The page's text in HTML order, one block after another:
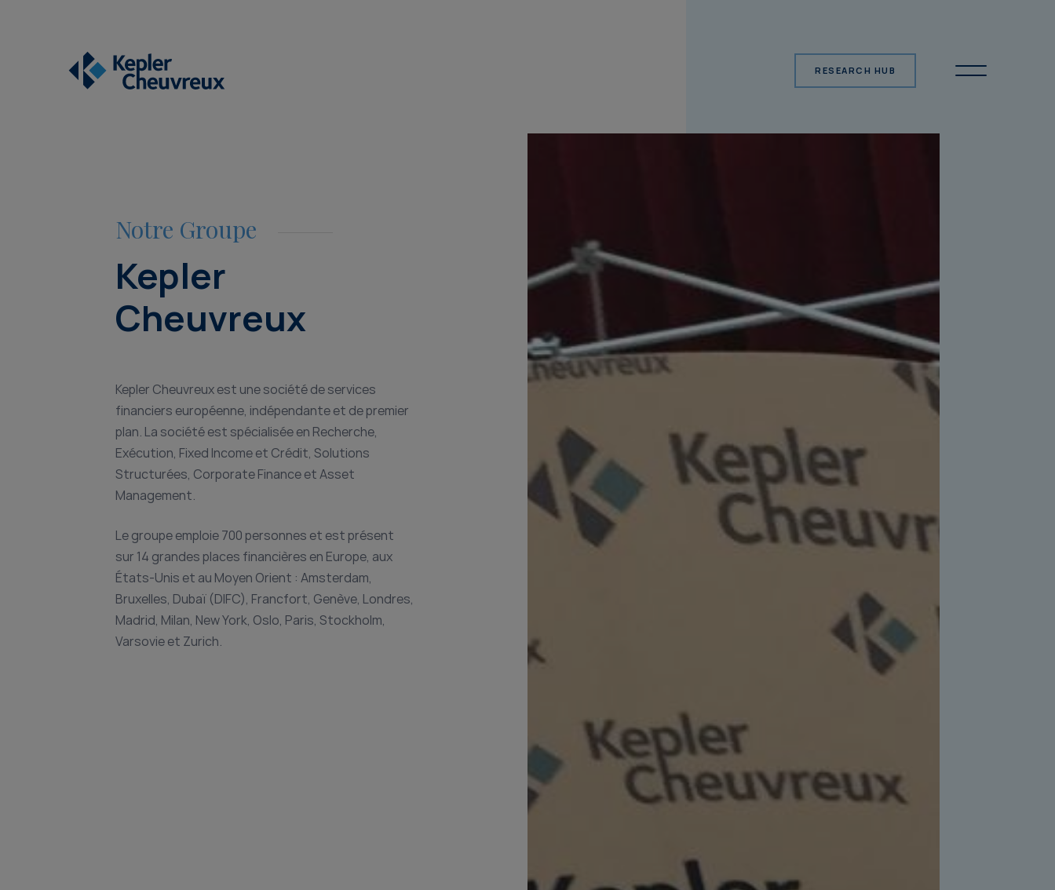
RESEARCH HUB
Notre Groupe
Kepler
Cheuvreux
Kepler Cheuvreux est une société de services
financiers européenne, indépendante et de premier
plan. La société est spécialisée en Recherche,
Exécution, Fixed Income et Crédit, Solutions
Structurées, Corporate Finance et Asset
Management.
Le groupe emploie 700 personnes et est présent
sur 14 grandes places financières en Europe, aux
États-Unis et au Moyen Orient : Amsterdam,
Bruxelles, Dubaï (DIFC), Francfort, Genève, Londres,
Madrid, Milan, New York, Oslo, Paris, Stockholm,
Varsovie et Zurich.